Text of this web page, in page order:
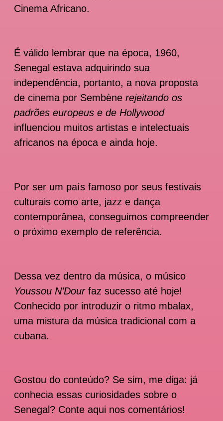
Cinema Africano.
É válido lembrar que na época, 1960,
Senegal estava adquirindo sua
independência, portanto, a nova proposta
de cinema por Sembène rejeitando os
padrões europeus e de Hollywood
influenciou muitos artistas e intelectuais
africanos na época e ainda hoje.
Por ser um país famoso por seus festivais
culturais como arte, jazz e dança
contemporânea, conseguimos compreender
o próximo exemplo de referência.
Dessa vez dentro da música, o músico
Youssou N’Dourfaz sucesso até hoje!
Conhecido por introduzir o ritmo mbalax,
uma mistura da música tradicional com a
cubana.
Gostou do conteúdo? Se sim, me diga: já
conhecia essas curiosidades sobre o
Senegal? Conte aqui nos comentários!